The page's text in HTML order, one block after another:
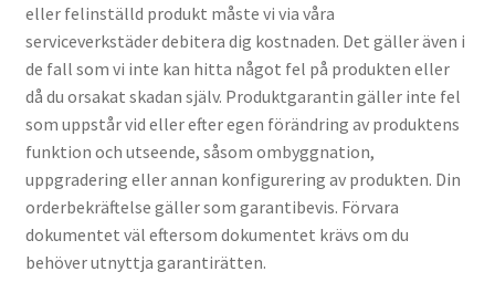
eller felinställd produkt måste vi via våra
serviceverkstäder debitera dig kostnaden. Det gäller även i
de fall som vi inte kan hitta något fel på produkten eller
då du orsakat skadan själv. Produktgarantin gäller inte fel
som uppstår vid eller efter egen förändring av produktens
funktion och utseende, såsom ombyggnation,
uppgradering eller annan konfigurering av produkten. Din
orderbekräftelse gäller som garantibevis. Förvara
dokumentet väl eftersom dokumentet krävs om du
behöver utnyttja garantirätten.